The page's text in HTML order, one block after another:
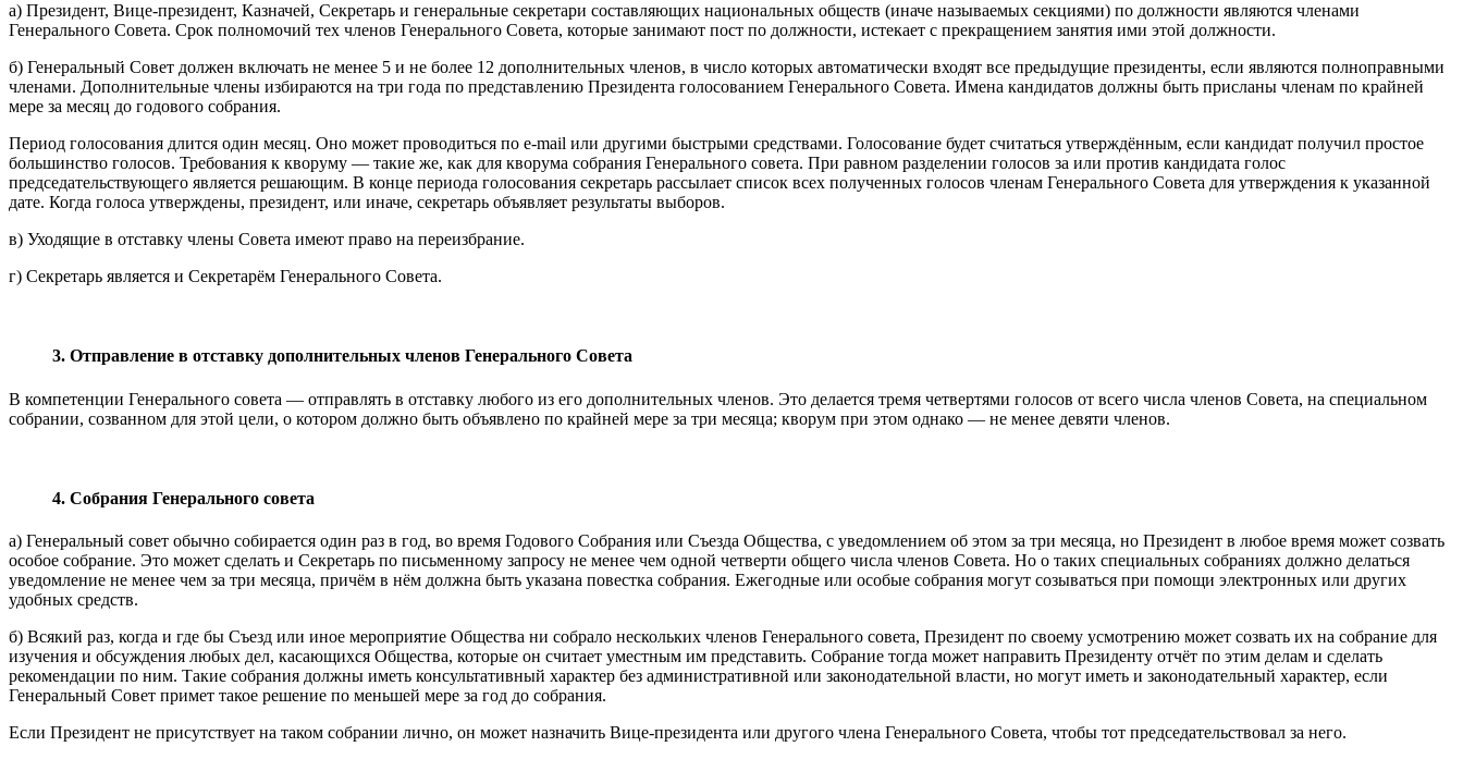
a) Президент, Вице-президент, Казначей, Секретарь и генеральные секретари составляющих национальных обществ (иначе называемых секциями) по должности являются членами
Генерального Совета. Срок полномочий тех членов Генерального Совета, которые занимают пост по должности, истекает с прекращением занятия ими этой должности.
б) Генеральный Совет должен включать не менее 5 и не более 12 дополнительных членов, в число которых автоматически входят все предыдущие президенты, если являются полноправными
членами. Дополнительные члены избираются на три года по представлению Президента голосованием Генерального Совета. Имена кандидатов должны быть присланы членам по крайней
мере за месяц до годового собрания.
Период голосования длится один месяц. Оно может проводиться по e-mail или другими быстрыми средствами. Голосование будет считаться утверждённым, если кандидат получил простое
большинство голосов. Требования к кворуму — такие же, как для кворума собрания Генерального совета. При равном разделении голосов за или против кандидата голос
председательствующего является решающим. В конце периода голосования секретарь рассылает список всех полученных голосов членам Генерального Совета для утверждения к указанной
дате. Когда голоса утверждены, президент, или иначе, секретарь объявляет результаты выборов.
в) Уходящие в отставку члены Совета имеют право на переизбрание.
г) Секретарь является и Секретарём Генерального Совета.
3. Отправление в отставку дополнительных членов Генерального Совета
В компетенции Генерального совета — отправлять в отставку любого из его дополнительных членов. Это делается тремя четвертями голосов от всего числа членов Совета, на специальном
собрании, созванном для этой цели, о котором должно быть объявлено по крайней мере за три месяца; кворум при этом однако — не менее девяти членов.
4. Собрания Генерального совета
а) Генеральный совет обычно собирается один раз в год, во время Годового Собрания или Съезда Общества, с уведомлением об этом за три месяца, но Президент в любое время может созвать
особое собрание. Это может сделать и Секретарь по письменному запросу не менее чем одной четверти общего числа членов Совета. Но о таких специальных собраниях должно делаться
уведомление не менее чем за три месяца, причём в нём должна быть указана повестка собрания. Ежегодные или особые собрания могут созываться при помощи электронных или других
удобных средств.
б) Всякий раз, когда и где бы Съезд или иное мероприятие Общества ни собрало нескольких членов Генерального совета, Президент по своему усмотрению может созвать их на собрание для
изучения и обсуждения любых дел, касающихся Общества, которые он считает уместным им представить. Собрание тогда может направить Президенту отчёт по этим делам и сделать
рекомендации по ним. Такие собрания должны иметь консультативный характер без административной или законодательной власти, но могут иметь и законодательный характер, если
Генеральный Совет примет такое решение по меньшей мере за год до собрания.
Если Президент не присутствует на таком собрании лично, он может назначить Вице-президента или другого члена Генерального Совета, чтобы тот председательствовал за него.